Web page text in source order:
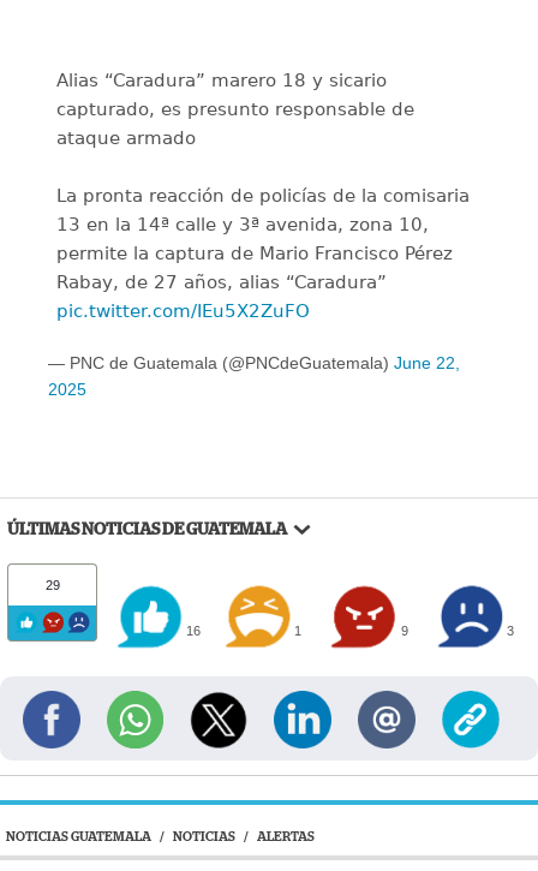
Alias “Caradura” marero 18 y sicario
capturado, es presunto responsable de
ataque armado
La pronta reacción de policías de la comisaria
13 en la 14ª calle y 3ª avenida, zona 10,
permite la captura de Mario Francisco Pérez
Rabay, de 27 años, alias “Caradura”
pic.twitter.com/IEu5X2ZuFO
— PNC de Guatemala (@PNCdeGuatemala) June 22,
2025
ÚLTIMAS NOTICIAS DE GUATEMALA
29
16 1 9 3
NOTICIAS GUATEMALA / NOTICIAS / ALERTAS